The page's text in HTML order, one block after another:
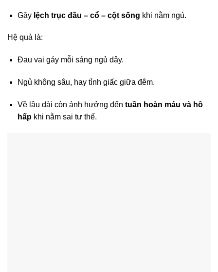
Gây lệch trục đầu – cổ – cột sống khi nằm ngủ.
Hệ quả là:
Đau vai gáy mỗi sáng ngủ dậy.
Ngủ không sâu, hay tỉnh giấc giữa đêm.
Về lâu dài còn ảnh hưởng đến tuần hoàn máu và hô
hấpkhi nằm sai tư thế.